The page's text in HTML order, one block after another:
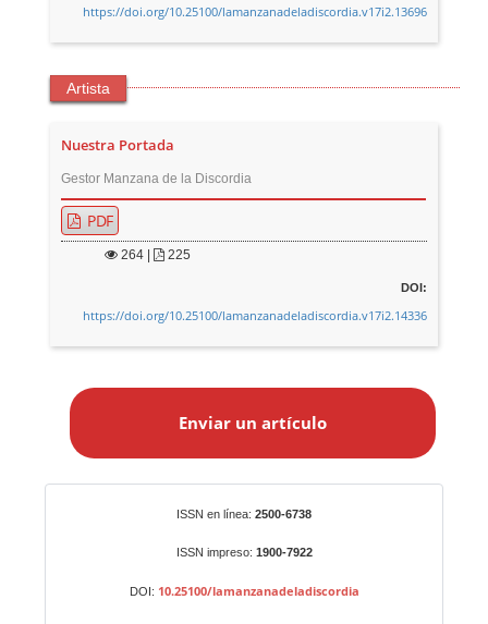
https://doi.org/10.25100/lamanzanadeladiscordia.v17i2.13696
Artista
Nuestra Portada
Gestor Manzana de la Discordia
PDF
264 225
DOI:
https://doi.org/10.25100/lamanzanadeladiscordia.v17i2.14336
a
Enviar un artículo
ISSN en línea: 2500-6738
ISSN impreso: 1900-7922
DOI: 10.25100/lamanzanadeladiscordia